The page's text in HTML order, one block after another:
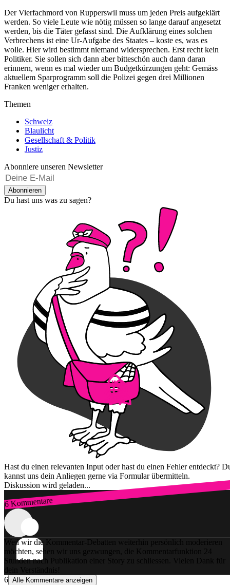
Der Vierfachmord von Rupperswil muss um jeden Preis aufgeklärt
werden. So viele Leute wie nötig müssen so lange darauf angesetzt
werden, bis die Täter gefasst sind. Die Aufklärung eines solchen
Verbrechens ist eine Ur-Aufgabe des Staates – koste es, was es
wolle. Hier wird bestimmt niemand widersprechen. Erst recht kein
Politiker. Sie sollen sich dann aber bitteschön auch dann daran
erinnern, wenn es mal wieder um Budgetkürzungen geht: Gemäss
aktuellem Sparprogramm soll die Polizei gegen drei Millionen
Franken weniger erhalten.
Themen
Schweiz
Blaulicht
Gesellschaft & Politik
Justiz
Abonniere unseren Newsletter
Abonnieren
Du hast uns was zu sagen?
Hast du einen relevanten Input oder hast du einen Fehler entdeckt?
kannst uns dein Anliegen gerne via Formular übermitteln.
Diskussion wird geladen...
6 Kommentare
Zum Login
Weil wir die Kommentar-Debatten weiterhin persönlich moderieren
möchten, sehen wir uns gezwungen, die Kommentarfunktion 24
Stunden nach Publikation einer Story zu schliessen. Vielen Dank für
dein Verständnis!
6 Alle Kommentare anzeigen